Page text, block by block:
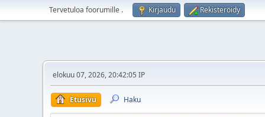
Tervetuloa foorumille . Kirjaudu Rekisteröidy
elokuu 07, 2026, 20:42:05 IP
Etusivu Haku